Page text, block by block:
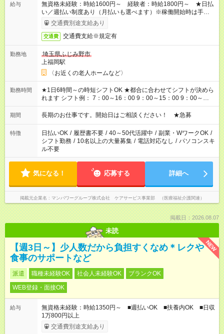
給与
無資格未経験：時給1600円～ 経験者：時給1800円～ ★日払
い／週払い制度あり（月払いも選べます）※稼働開始時は手続き
完了次第のお支払いとなります。
交通費別途支給あり
交通費 交通費支給※規定有
勤務地
埼玉県ふじみ野市
上福岡駅
〈お近くの老人ホームなど〉
勤務時間
★1日6時間～の時短シフトOK ★都合に合わせてシフトが決めら
れます シフト例： 7：00～16：00 9：00～15：00 9：00～
18：00 11：00～20：00 など ※Wワークの場合、他のお仕事と
合わせ週40時間超の就業はご案内できません ※法令に基づき、
派遣法（日雇い派遣の原則禁止）により、短時間・短期間の就
業はご案内が難しい場合があります
期間 長期のお仕事です。開始日はご相談ください！ ★急募
特徴 日払いOK / 履歴書不要 / 40～50代活躍中 / 副業・WワークOK /
シフト勤務 / 10名以上の大量募集 / 電話対応なし / パソコンスキ
ル不要
気になる！ 応募する 詳細へ
掲載元企業名 マンパワーグループ株式会社 ケアサービス事業部 （医療福祉介護関連）
掲載日：2026.08.07
未読
NEW
【週3日～】少人数だから負担すくなめ＊レクや
食事のサポートなど
派遣 職種未経験OK 社会人未経験OK
ブランクOK
WEB登録・面接OK
給与
無資格未経験：時給1350円～ ■週払いOK ■扶養内OK ■日収
1万800円以上
交通費別途支給あり